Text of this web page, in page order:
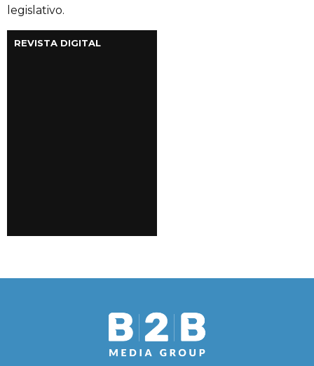
legislativo.
REVISTA DIGITAL